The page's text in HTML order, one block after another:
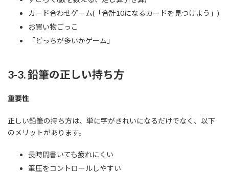
カード合わせゲーム(「合計10になるカードを見つけよう」)
お買い物ごっこ
「どっちが多いかゲーム」
3-3. 鉛筆の正しい持ち方
重要性
正しい鉛筆の持ち方は、単に字がきれいになるだけでなく、以下
のメリットがあります。
長時間書いても疲れにくい
筆圧をコントロールしやすい